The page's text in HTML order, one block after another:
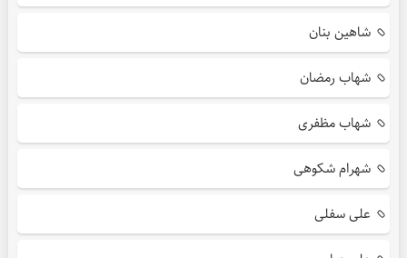
شاهین بنان
شهاب رمضان
شهاب مظفری
شهرام شکوهی
علی سفلی